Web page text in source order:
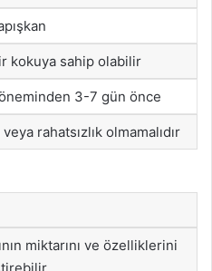
kokuya sahip olabilir
3-7 gün önce
veya rahatsızlık olmamalıdır
miktarını ve özelliklerini